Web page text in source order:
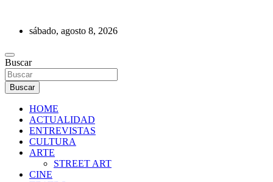
contenidosábado, agosto 8, 2026
REVISTA DE PRENSA
Buscar
Buscar
HOME
ACTUALIDAD
ENTREVISTAS
CULTURA
ARTE
STREET ART
CINE